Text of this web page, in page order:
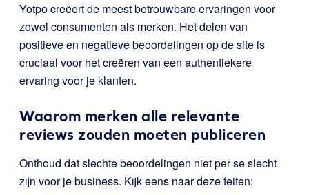
Yotpo creëert de meest betrouwbare ervaringen voor
zowel consumenten als merken. Het delen van
positieve en negatieve beoordelingen op de site is
cruciaal voor het creëren van een authentiekere
ervaring voor je klanten.
Waarom merken alle relevante
reviews zouden moeten publiceren
Onthoud dat slechte beoordelingen niet per se slecht
zijn voor je business. Kijk eens naar deze feiten: